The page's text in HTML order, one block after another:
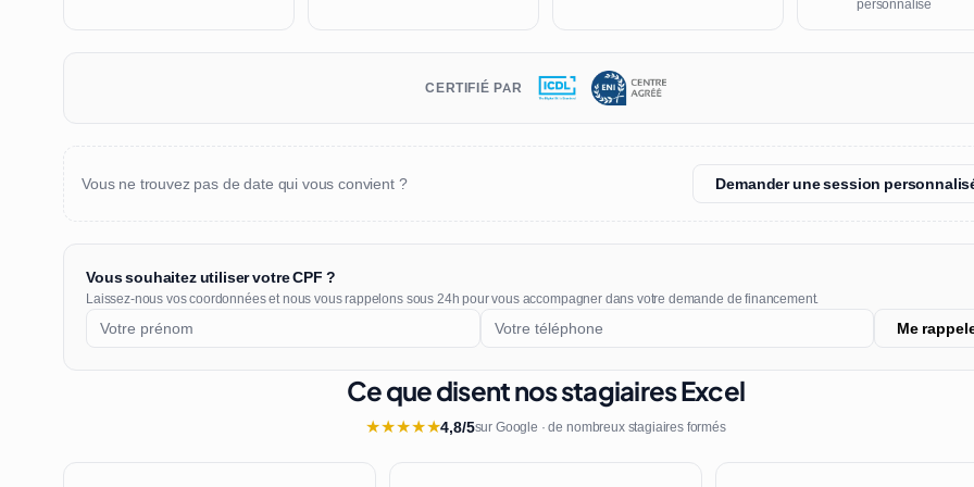
personnalisé
CERTIFIÉ PAR
Vous ne trouvez pas de date qui vous convient ? Demander une session
Vous souhaitez utiliser votre CPF ?
Laissez-nous vos coordonnées et nous vous rappelons sous 24h pour vous accompagner dans votre demande de financement.
Me
Ce que disent nos stagiaires Excel
★★★★★4,8/5sur Google · de nombreux stagiaires formés